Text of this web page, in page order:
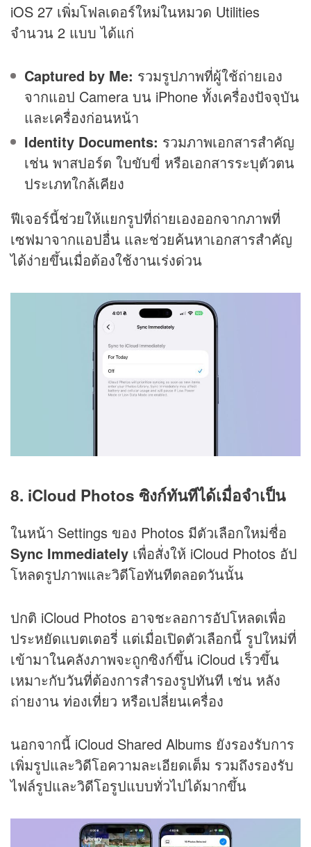
iOS 27 เพิ่มโฟลเดอร์ใหม่ในหมวด Utilities
จำนวน 2 แบบ ได้แก่
Captured by Me: รวมรูปภาพที่ผู้ใช้ถ่ายเอง
จากแอป Camera บน iPhone ทั้งเครื่องปัจจุบัน
และเครื่องก่อนหน้า
Identity Documents: รวมภาพเอกสารสำคัญ
เช่น พาสปอร์ต ใบขับขี่ หรือเอกสารระบุตัวตน
ประเภทใกล้เคียง
ฟีเจอร์นี้ช่วยให้แยกรูปที่ถ่ายเองออกจากภาพที่
เซฟมาจากแอปอื่น และช่วยค้นหาเอกสารสำคัญ
ได้ง่ายขึ้นเมื่อต้องใช้งานเร่งด่วน
8. iCloud Photos ซิงก์ทันทีได้เมื่อจำเป็น
ในหน้า Settings ของ Photos มีตัวเลือกใหม่ชื่อ
Sync Immediately เพื่อสั่งให้ iCloud Photos อัป
โหลดรูปภาพและวิดีโอทันทีตลอดวันนั้น
ปกติ iCloud Photos อาจชะลอการอัปโหลดเพื่อ
ประหยัดแบตเตอรี่ แต่เมื่อเปิดตัวเลือกนี้ รูปใหม่ที่
เข้ามาในคลังภาพจะถูกซิงก์ขึ้น iCloud เร็วขึ้น
เหมาะกับวันที่ต้องการสำรองรูปทันที เช่น หลัง
ถ่ายงาน ท่องเที่ยว หรือเปลี่ยนเครื่อง
นอกจากนี้ iCloud Shared Albums ยังรองรับการ
เพิ่มรูปและวิดีโอความละเอียดเต็ม รวมถึงรองรับ
ไฟล์รูปและวิดีโอรูปแบบทั่วไปได้มากขึ้น